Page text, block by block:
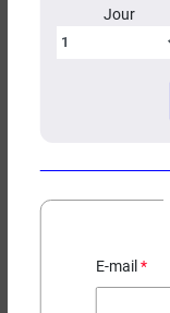
Jour
E-mail
Pour Q16